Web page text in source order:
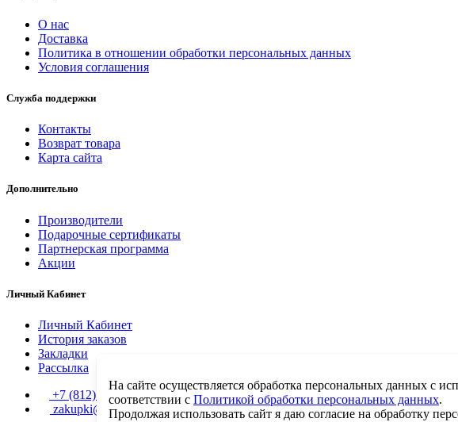
О нас
Доставка
Политика в отношении обработки персональных данных
Условия соглашения
Служба поддержки
Контакты
Возврат товара
Карта сайта
Дополнительно
Производители
Подарочные сертификаты
Партнерская программа
Акции
Личный Кабинет
Личный Кабинет
История заказов
Закладки
Рассылка
+7 (812) 456-50-03
zakupki@mediray.ru
На сайте осуществляется обработка персональных данных с
соответствии с Политикой обработки персональных данных.
Продолжая использовать сайт я даю согласие на обработку